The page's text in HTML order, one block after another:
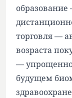
торговля —
возраста
—
будущем